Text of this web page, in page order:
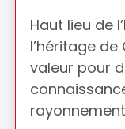
Haut lieu de
l’héritage
valeur pour